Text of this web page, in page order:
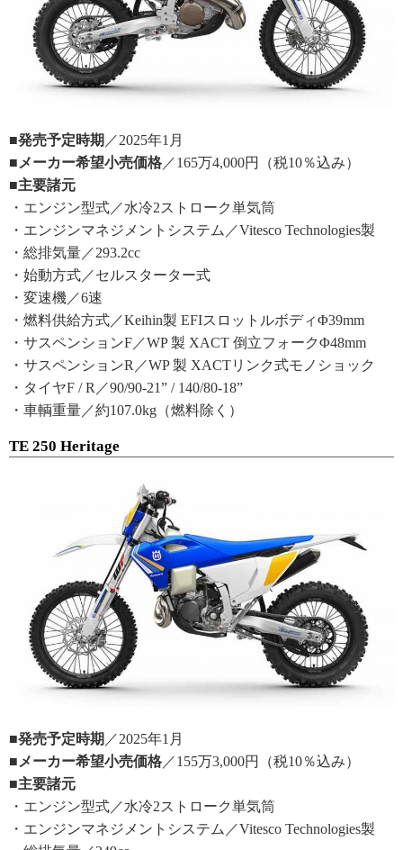
■発売予定時期 ／2025年1月
■メーカー希望小売価格／165万4,000円（税10％込み）
■主要諸元
・エンジン型式／水冷2ストローク単気筒
・エンジンマネジメントシステム／Vitesco Technologies製
・総排気量／293.2cc
・始動方式／セルスターター式
・変速機／6速
・燃料供給方式／Keihin製 EFIスロットルボディΦ39mm
・サスペンションF／WP 製 XACT 倒立フォークΦ48mm
・サスペンションR／WP 製 XACTリンク式モノショック
・タイヤF / R／90/90-21” / 140/80-18”
・車輌重量／約107.0kg（燃料除く）
TE 250 Heritage
■発売予定時期 ／2025年1月
■メーカー希望小売価格 ／155万3,000円（税10％込み）
■主要諸元
・エンジン型式／水冷2ストローク単気筒
・エンジンマネジメントシステム／Vitesco Technologies製